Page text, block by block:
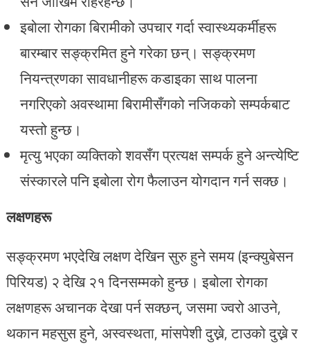
इबोला रोगका बिरामीको उपचार गर्दा स्वास्थ्यकर्मीहरू
बारम्बार सङ्क्रमित हुने गरेका छन्। सङ्क्रमण
नियन्त्रणका सावधानीहरू कडाइका साथ पालना
नगरिएको अवस्थामा बिरामीसँगको नजिकको सम्पर्कबाट
यस्तो हुन्छ।
मृत्यु भएका व्यक्तिको शवसँग प्रत्यक्ष सम्पर्क हुने अन्त्येष्टि
संस्कारले पनि इबोला रोग फैलाउन योगदान गर्न सक्छ।
लक्षणहरू
सङ्क्रमण भएदेखि लक्षण देखिन सुरु हुने समय (इन्क्युबेसन
पिरियड) २ देखि २१ दिनसम्मको हुन्छ। इबोला रोगका
लक्षणहरू अचानक देखा पर्न सक्छन्, जसमा ज्वरो आउने,
थकान महसुस हुने, अस्वस्थता, मांसपेशी दुख्ने, टाउको दुख्ने र